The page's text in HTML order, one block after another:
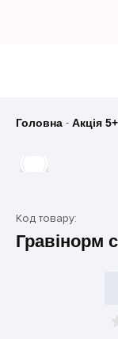
Головна Акція
Код товару:
Гравінорм